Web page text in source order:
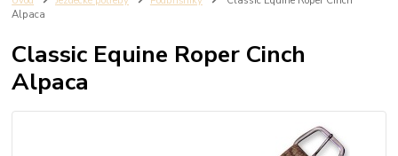
Alpaca
Classic Equine Roper Cinch
Alpaca